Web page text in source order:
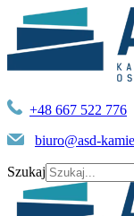
+48 667 522 776
biuro@asd-
Szukaj